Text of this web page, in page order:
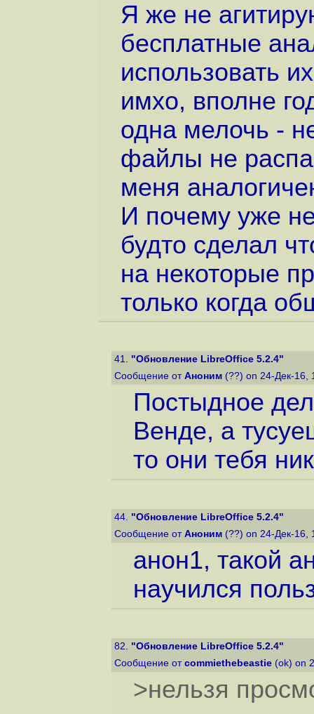
Я же не
бесплатные
использовать
имхо, вполне
одна мелочь -
файлы не
меня
И почему уже
будто сделал
на некоторые
только когда
41. "Обновление LibreOffice 5.2.4"
Сообщение от Аноним (??) on 24-Дек-16,
Постыдное
Венде, а
то они тебя
44. "Обновление LibreOffice 5.2.4"
Сообщение от Аноним (??) on 24-Дек-16,
анон1, такой
научился
82. "Обновление LibreOffice 5.2.4"
Сообщение от commiethebeastie (ok) on
>нельзя